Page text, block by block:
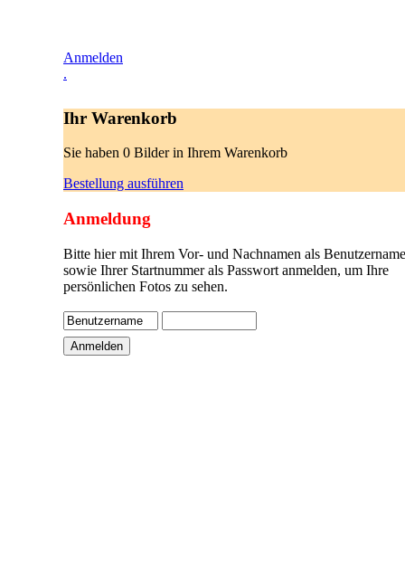
Anmelden
.
Ihr Warenkorb
Sie haben 0 Bilder in Ihrem Warenkorb
Bestellung ausführen
Anmeldung
Bitte hier mit Ihrem Vor- und Nachnamen als
sowie Ihrer Startnummer als Passwort anmelden, um Ihre
persönlichen Fotos zu sehen.